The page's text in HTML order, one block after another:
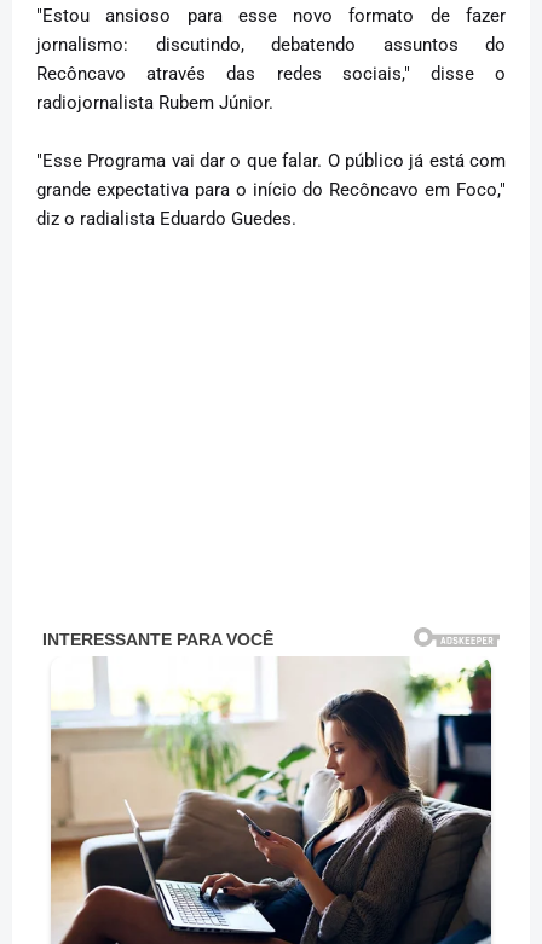
"Estou ansioso para esse novo formato de fazer
jornalismo: discutindo, debatendo assuntos do
Recôncavo através das redes sociais," disse o
radiojornalista Rubem Júnior.
"Esse Programa vai dar o que falar. O público já está com
grande expectativa para o início do Recôncavo em Foco,"
diz o radialista Eduardo Guedes.